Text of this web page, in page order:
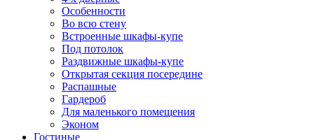
Особенности
Во всю стену
Встроенные шкафы-купе
Под потолок
Раздвижные шкафы-купе
Открытая секция посередине
Распашные
Гардероб
Для маленького помещения
Эконом
Гостиные